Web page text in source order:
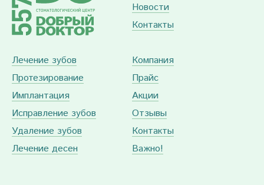
Новости
Контакты
Лечение зубов
Протезирование
Имплантация
Исправление зубов
Удаление зубов
Лечение десен
Компания
Прайс
Акции
Отзывы
Контакты
Важно!